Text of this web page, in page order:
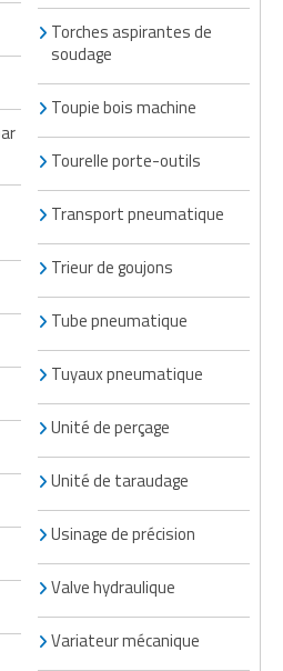
Torches aspirantes de
soudage
Toupie bois machine
Tourelle porte-outils
Transport pneumatique
Trieur de goujons
Tube pneumatique
Tuyaux pneumatique
Unité de perçage
Unité de taraudage
Usinage de précision
Valve hydraulique
Variateur mécanique